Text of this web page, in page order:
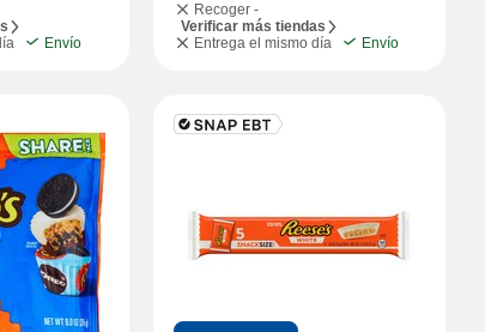
Envío
Recoger -
Verificar más tiendas
Entrega el mismo día
Envío